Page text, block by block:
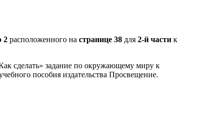
2 расположенного на странице 38 для 2-й части к
сделать» задание по окружающему миру к
пособия издательства Просвещение.